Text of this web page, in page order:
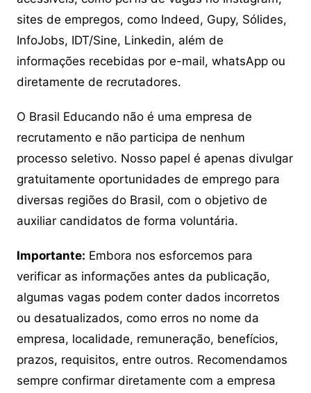
sites de empregos, como Indeed, Gupy, Sólides,
InfoJobs, IDT/Sine, Linkedin, além de
informações recebidas por e-mail, whatsApp ou
diretamente de recrutadores.
O Brasil Educando não é uma empresa de
recrutamento e não participa de nenhum
processo seletivo. Nosso papel é apenas divulgar
gratuitamente oportunidades de emprego para
diversas regiões do Brasil, com o objetivo de
auxiliar candidatos de forma voluntária.
Importante: Embora nos esforcemos para
verificar as informações antes da publicação,
algumas vagas podem conter dados incorretos
ou desatualizados, como erros no nome da
empresa, localidade, remuneração, benefícios,
prazos, requisitos, entre outros. Recomendamos
sempre confirmar diretamente com a empresa